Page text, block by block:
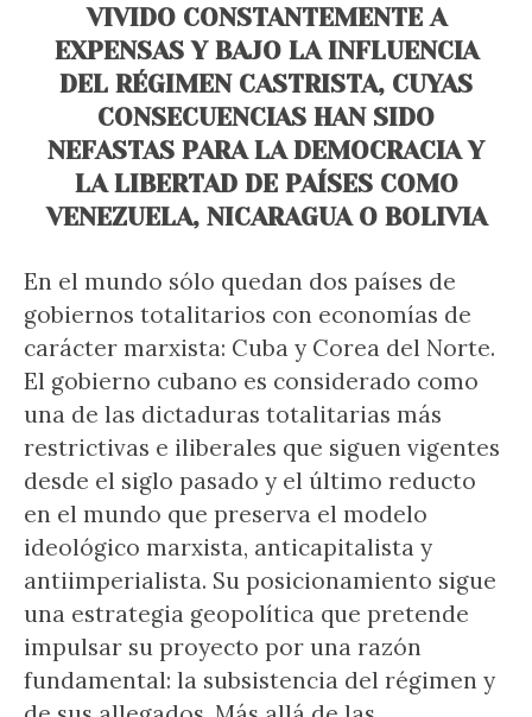
VIVIDO CONSTANTEMENTE A
EXPENSAS Y BAJO LA INFLUENCIA
DEL RÉGIMEN CASTRISTA, CUYAS
CONSECUENCIAS HAN SIDO
NEFASTAS PARA LA DEMOCRACIA Y
LA LIBERTAD DE PAÍSES COMO
VENEZUELA, NICARAGUA O BOLIVIA
En el mundo sólo quedan dos países de
gobiernos totalitarios con economías de
carácter marxista: Cuba y Corea del Norte.
El gobierno cubano es considerado como
una de las dictaduras totalitarias más
restrictivas e iliberales que siguen vigentes
desde el siglo pasado y el último reducto
en el mundo que preserva el modelo
ideológico marxista, anticapitalista y
antiimperialista. Su posicionamiento sigue
una estrategia geopolítica que pretende
impulsar su proyecto por una razón
fundamental: la subsistencia del régimen y